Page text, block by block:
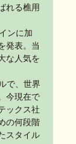
れる樵用
ンに加
発表。当
な人気を
で、世界
今現在で
ックス社
の何段階
スタイル